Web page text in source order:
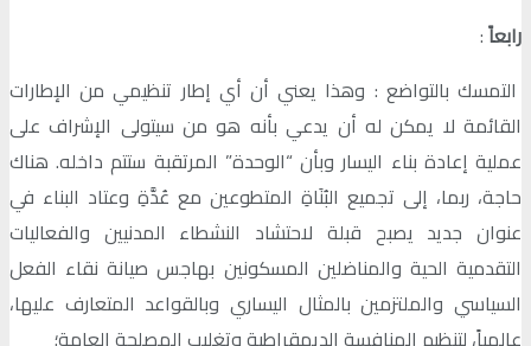
رابعاً:
التمسك بالتواضع : وهذا يعني أن أي إطار تنظيمي من الإطارات
القائمة لا يمكن له أن يدعي بأنه هو من سيتولى الإشراف على
عملية إعادة بناء اليسار وبأن “الوحدة” المرتقبة ستتم داخله. هناك
حاجة، ربما، إلى تجميع البُنَاةِ المتطوعين مع عُدَّةِ وعتاد البناء في
عنوان جديد يصبح قبلة لاحتشاد النشطاء المدنيين والفعاليات
التقدمية الحية والمناضلين المسكونين بهاجس صيانة نقاء الفعل
السياسي والملتزمين بالمثال اليساري وبالقواعد المتعارف عليها،
عالمياً، لتنظيم المنافسة الديمقراطية وتغليب المصلحة العامة؛